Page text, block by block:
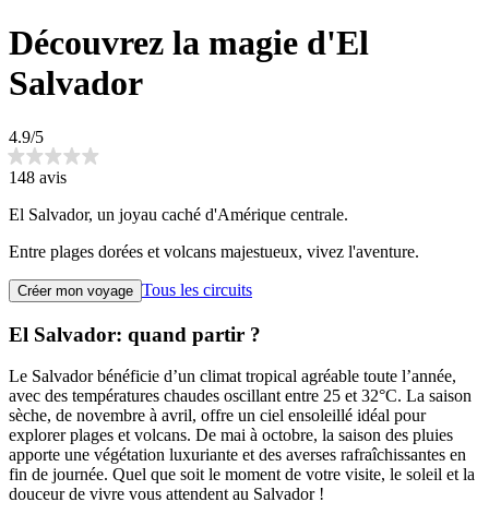
Découvrez la magie d'El
Salvador
4.9/5
148 avis
El Salvador, un joyau caché d'Amérique centrale.
Entre plages dorées et volcans majestueux, vivez l'aventure.
Créer mon voyage Tous les circuits
El Salvador: quand partir ?
Le Salvador bénéficie d’un climat tropical agréable toute l’année,
avec des températures chaudes oscillant entre 25 et 32°C. La saison
sèche, de novembre à avril, offre un ciel ensoleillé idéal pour
explorer plages et volcans. De mai à octobre, la saison des pluies
apporte une végétation luxuriante et des averses rafraîchissantes en
fin de journée. Quel que soit le moment de votre visite, le soleil et la
douceur de vivre vous attendent au Salvador !